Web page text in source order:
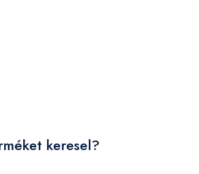
keresel?